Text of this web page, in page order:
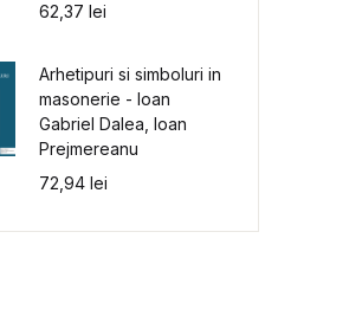
62,37lei
Arhetipuri si simboluri in
masonerie - Ioan
Gabriel Dalea, Ioan
Prejmereanu
72,94lei